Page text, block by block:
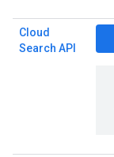
Cloud
Search API